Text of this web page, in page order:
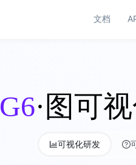
文档
G6·图可
可视化研发